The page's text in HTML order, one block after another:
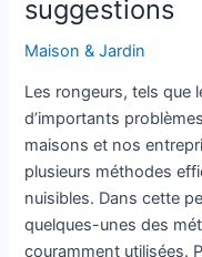
suggestions
Maison & Jardin
Les rongeurs, tels que
d’importants
maisons et nos
plusieurs méthodes
nuisibles. Dans cette
quelques-unes des
couramment utilisées.